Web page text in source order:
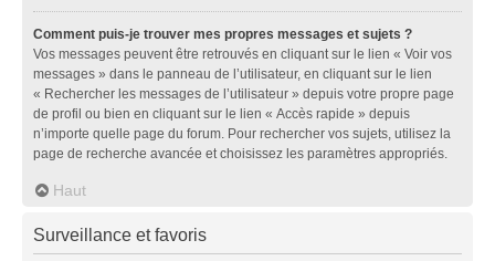
Comment puis-je trouver mes propres messages et sujets ?
Vos messages peuvent être retrouvés en cliquant sur le lien « Voir vos
messages » dans le panneau de l’utilisateur, en cliquant sur le lien
« Rechercher les messages de l’utilisateur » depuis votre propre page
de profil ou bien en cliquant sur le lien « Accès rapide » depuis
n’importe quelle page du forum. Pour rechercher vos sujets, utilisez la
page de recherche avancée et choisissez les paramètres appropriés.
Haut
Surveillance et favoris